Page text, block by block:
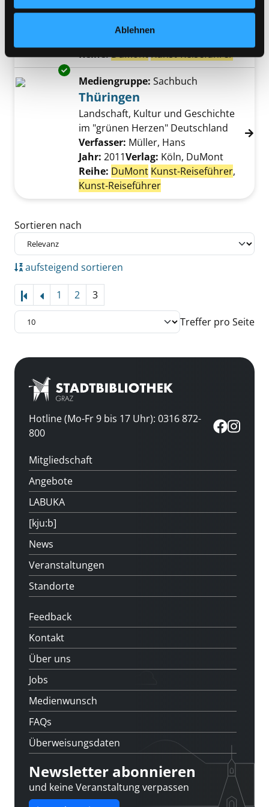
Ablehnen
Verfasser:Droste, ThorstenSuche nach
2012
Reihe:DuMontKunst-Reiseführer
Exemplar-Details von Thüringen anzeigen
Mediengruppe: Sachbuch
Thüringen
Landschaft, Kultur und Geschichte
im "grünen Herzen" Deutschland
Verfasser: Müller, Hans
Jahr: 2011Verlag: Köln, DuMont
Reihe: DuMont Kunst-Reiseführer,
Kunst-Reiseführer
Zu den Suchfiltern springen
Sortieren nach
aufsteigend sortieren
1 2 3
Treffer pro Seite
Hotline (Mo-Fr 9 bis 17 Uhr): 0316 872-
800
Mitgliedschaft
Angebote
LABUKA
[kju:b]
News
Veranstaltungen
Standorte
Feedback
Kontakt
Über uns
Jobs
Medienwunsch
FAQs
Überweisungsdaten
Newsletter abonnieren
und keine Veranstaltung verpassen